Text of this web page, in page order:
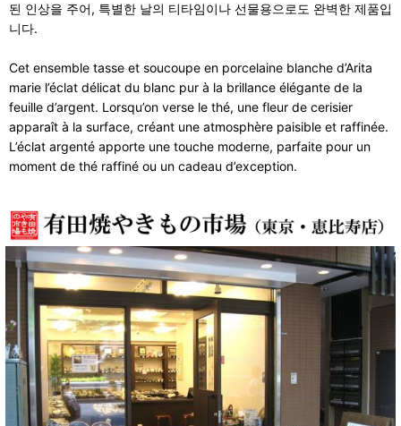
된 인상을 주어, 특별한 날의 티타임이나 선물용으로도 완벽한 제품입
니다.
Cet ensemble tasse et soucoupe en porcelaine blanche d’Arita
marie l’éclat délicat du blanc pur à la brillance élégante de la
feuille d’argent. Lorsqu’on verse le thé, une fleur de cerisier
apparaît à la surface, créant une atmosphère paisible et raffinée.
L’éclat argenté apporte une touche moderne, parfaite pour un
moment de thé raffiné ou un cadeau d’exception.